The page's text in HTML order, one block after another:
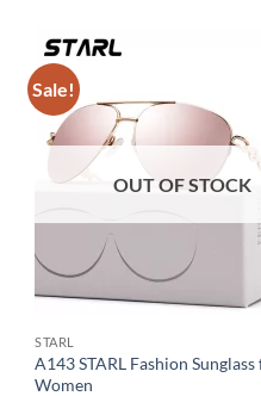
Sale!
OUT OF STOCK
STARL
A143 STARL Fashion
Women